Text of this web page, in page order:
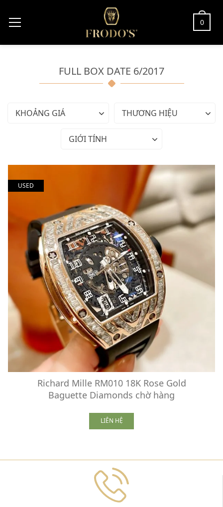
0
FULL BOX DATE 6/2017
KHOẢNG GIÁ THƯƠNG HIỆU
GIỚI TÍNH
USED
Richard Mille RM010 18K Rose Gold
Baguette Diamonds chờ hàng
LIÊN HỆ